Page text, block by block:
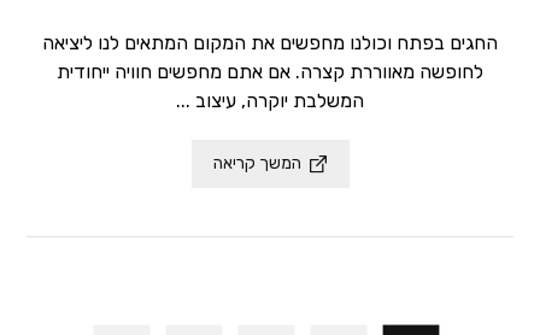
החגים בפתח וכולנו מחפשים את המקום המתאים לנו ליציאה
לחופשה מאווררת קצרה. אם אתם מחפשים חוויה ייחודית
המשלבת יוקרה, עיצוב ...
המשך קריאה